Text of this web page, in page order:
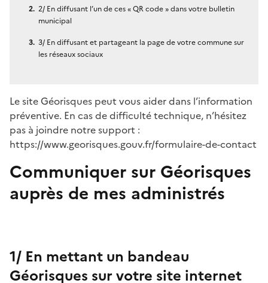
2/ En diffusant l’un de ces « QR code » dans votre bulletin
municipal
3/ En diffusant et partageant la page de votre commune sur
les réseaux sociaux
Le site Géorisques peut vous aider dans l’information
préventive. En cas de difficulté technique, n’hésitez
pas à joindre notre support :
https://www.georisques.gouv.fr/formulaire-de-contact
Communiquer sur Géorisques
auprès de mes administrés
1/ En mettant un bandeau
Géorisques sur votre site internet